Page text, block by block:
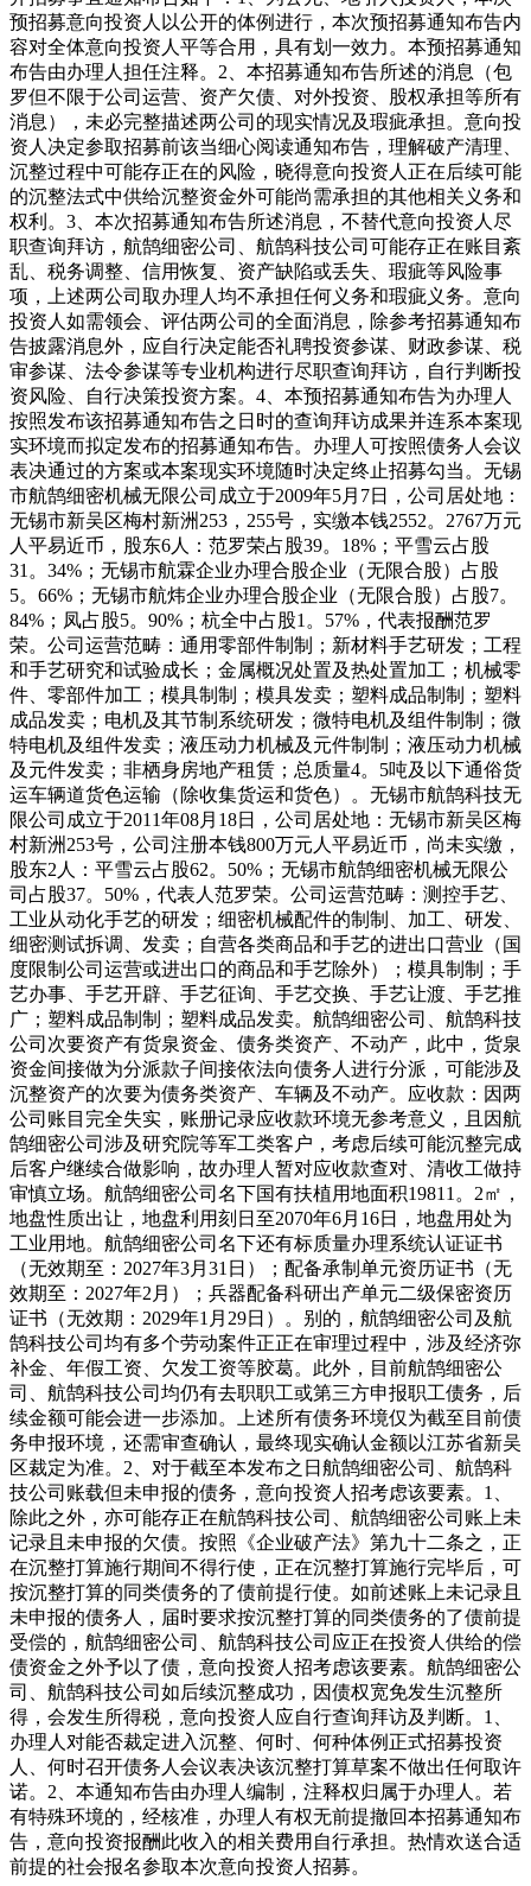
预招募意向投资人以公开的体例进行，本次预招募通知布告内
容对全体意向投资人平等合用，具有划一效力。本预招募通知
布告由办理人担任注释。2、本招募通知布告所述的消息（包
罗但不限于公司运营、资产欠债、对外投资、股权承担等所有
消息），未必完整描述两公司的现实情况及瑕疵承担。意向投
资人决定参取招募前该当细心阅读通知布告，理解破产清理、
沉整过程中可能存正在的风险，晓得意向投资人正在后续可能
的沉整法式中供给沉整资金外可能尚需承担的其他相关义务和
权利。3、本次招募通知布告所述消息，不替代意向投资人尽
职查询拜访，航鹄细密公司、航鹄科技公司可能存正在账目紊
乱、税务调整、信用恢复、资产缺陷或丢失、瑕疵等风险事
项，上述两公司取办理人均不承担任何义务和瑕疵义务。意向
投资人如需领会、评估两公司的全面消息，除参考招募通知布
告披露消息外，应自行决定能否礼聘投资参谋、财政参谋、税
审参谋、法令参谋等专业机构进行尽职查询拜访，自行判断投
资风险、自行决策投资方案。4、本预招募通知布告为办理人
按照发布该招募通知布告之日时的查询拜访成果并连系本案现
实环境而拟定发布的招募通知布告。办理人可按照债务人会议
表决通过的方案或本案现实环境随时决定终止招募勾当。无锡
市航鹄细密机械无限公司成立于2009年5月7日，公司居处地：
无锡市新吴区梅村新洲253，255号，实缴本钱2552。2767万元
人平易近币，股东6人：范罗荣占股39。18%；平雪云占股
31。34%；无锡市航霖企业办理合股企业（无限合股）占股
5。66%；无锡市航炜企业办理合股企业（无限合股）占股7。
84%；凤占股5。90%；杭全中占股1。57%，代表报酬范罗
荣。公司运营范畴：通用零部件制制；新材料手艺研发；工程
和手艺研究和试验成长；金属概况处置及热处置加工；机械零
件、零部件加工；模具制制；模具发卖；塑料成品制制；塑料
成品发卖；电机及其节制系统研发；微特电机及组件制制；微
特电机及组件发卖；液压动力机械及元件制制；液压动力机械
及元件发卖；非栖身房地产租赁；总质量4。5吨及以下通俗货
运车辆道货色运输（除收集货运和货色）。无锡市航鹄科技无
限公司成立于2011年08月18日，公司居处地：无锡市新吴区梅
村新洲253号，公司注册本钱800万元人平易近币，尚未实缴，
股东2人：平雪云占股62。50%；无锡市航鹄细密机械无限公
司占股37。50%，代表人范罗荣。公司运营范畴：测控手艺、
工业从动化手艺的研发；细密机械配件的制制、加工、研发、
细密测试拆调、发卖；自营各类商品和手艺的进出口营业（国
度限制公司运营或进出口的商品和手艺除外）；模具制制；手
艺办事、手艺开辟、手艺征询、手艺交换、手艺让渡、手艺推
广；塑料成品制制；塑料成品发卖。航鹄细密公司、航鹄科技
公司次要资产有货泉资金、债务类资产、不动产，此中，货泉
资金间接做为分派款子间接依法向债务人进行分派，可能涉及
沉整资产的次要为债务类资产、车辆及不动产。应收款：因两
公司账目完全失实，账册记录应收款环境无参考意义，且因航
鹄细密公司涉及研究院等军工类客户，考虑后续可能沉整完成
后客户继续合做影响，故办理人暂对应收款查对、清收工做持
审慎立场。航鹄细密公司名下国有扶植用地面积19811。2㎡，
地盘性质出让，地盘利用刻日至2070年6月16日，地盘用处为
工业用地。航鹄细密公司名下还有标质量办理系统认证证书
（无效期至：2027年3月31日）；配备承制单元资历证书（无
效期至：2027年2月）；兵器配备科研出产单元二级保密资历
证书（无效期：2029年1月29日）。别的，航鹄细密公司及航
鹄科技公司均有多个劳动案件正正在审理过程中，涉及经济弥
补金、年假工资、欠发工资等胶葛。此外，目前航鹄细密公
司、航鹄科技公司均仍有去职职工或第三方申报职工债务，后
续金额可能会进一步添加。上述所有债务环境仅为截至目前债
务申报环境，还需审查确认，最终现实确认金额以江苏省新吴
区裁定为准。2、对于截至本发布之日航鹄细密公司、航鹄科
技公司账载但未申报的债务，意向投资人招考虑该要素。1、
除此之外，亦可能存正在航鹄科技公司、航鹄细密公司账上未
记录且未申报的欠债。按照《企业破产法》第九十二条之，正
在沉整打算施行期间不得行使，正在沉整打算施行完毕后，可
按沉整打算的同类债务的了债前提行使。如前述账上未记录且
未申报的债务人，届时要求按沉整打算的同类债务的了债前提
受偿的，航鹄细密公司、航鹄科技公司应正在投资人供给的偿
债资金之外予以了债，意向投资人招考虑该要素。航鹄细密公
司、航鹄科技公司如后续沉整成功，因债权宽免发生沉整所
得，会发生所得税，意向投资人应自行查询拜访及判断。1、
办理人对能否裁定进入沉整、何时、何种体例正式招募投资
人、何时召开债务人会议表决该沉整打算草案不做出任何取许
诺。2、本通知布告由办理人编制，注释权归属于办理人。若
有特殊环境的，经核准，办理人有权无前提撤回本招募通知布
告，意向投资报酬此收入的相关费用自行承担。热情欢送合适
前提的社会报名参取本次意向投资人招募。